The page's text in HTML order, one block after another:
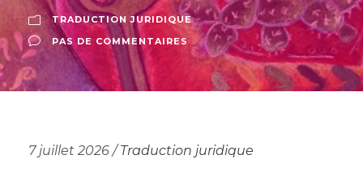
TRADUCTION JURIDIQUE
PAS DE COMMENTAIRES
7 juillet 2026 /Traduction juridique